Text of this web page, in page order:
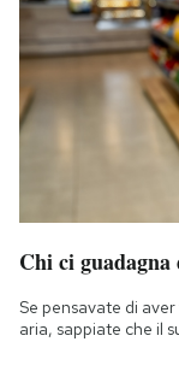
Chi ci guadagna
Se pensavate di
aria, sappiate che il